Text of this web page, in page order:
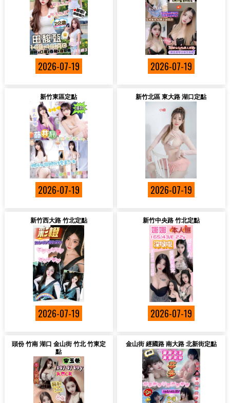
2026-07-19 2026-07-19
新竹東區定點
2026-07-19
新竹北區 東大路 湖口定點
2026-07-19
新竹西大路 竹北定點
2026-07-19
新竹中央路 竹北定點
2026-07-19
頭份 竹南 湖口 金山街 竹北 竹東定
點
金山街 經國路 南大路 北新街定點